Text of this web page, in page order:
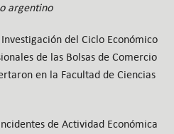
argentino
del Ciclo Económico
de las Bolsas de Comercio
en la Facultad de Ciencias
de Actividad Económica